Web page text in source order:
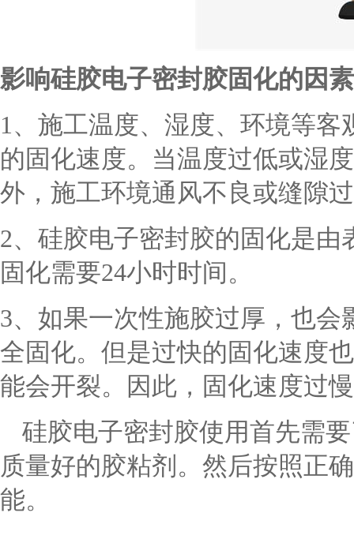
影响硅胶电子密封胶固化的因素
1、施工温度、湿度、环境等
的固化速度。当温度过低或湿
外，施工环境通风不良或缝隙
2、硅胶电子密封胶的固化是由
固化需要24小时时间。
3、 如果一次性施胶过厚，也会
全固化。但是过快的固化速度
能会开裂。因此，固化速度过
硅胶电子密封胶使用首先需
质量好的胶粘剂。然后按照正
能。